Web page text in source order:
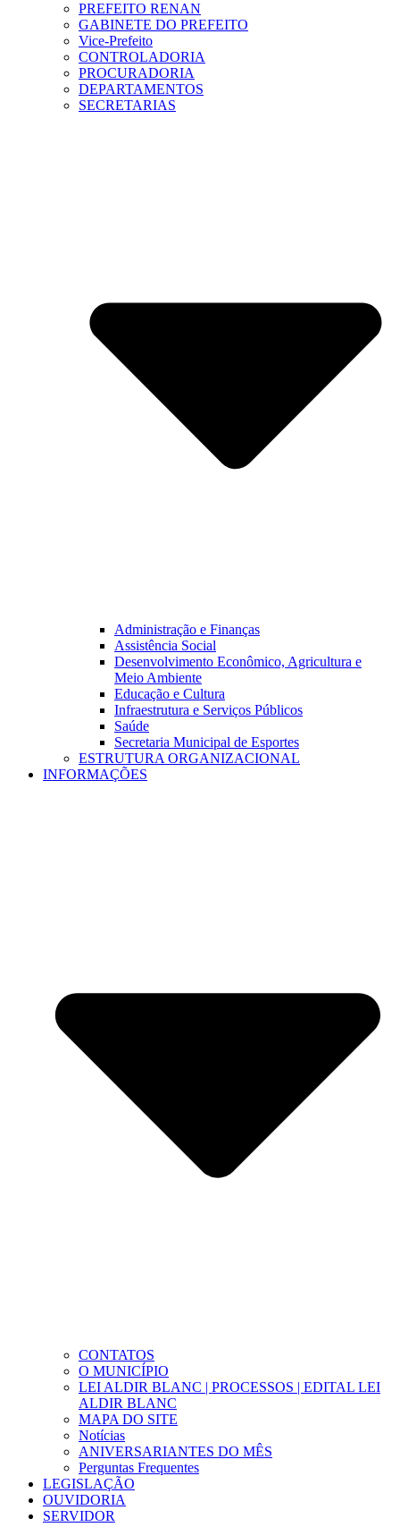
PREFEITO RENAN
GABINETE DO PREFEITO
Vice-Prefeito
CONTROLADORIA
PROCURADORIA
DEPARTAMENTOS
SECRETARIAS
Administração e Finanças
Assistência Social
Desenvolvimento Econômico, Agricultura e
Meio Ambiente
Educação e Cultura
Infraestrutura e Serviços Públicos
Saúde
Secretaria Municipal de Esportes
ESTRUTURA ORGANIZACIONAL
INFORMAÇÕES
CONTATOS
O MUNICÍPIO
LEI ALDIR BLANC | PROCESSOS | EDITAL LEI
ALDIR BLANC
MAPA DO SITE
Notícias
ANIVERSARIANTES DO MÊS
Perguntas Frequentes
LEGISLAÇÃO
OUVIDORIA
SERVIDOR